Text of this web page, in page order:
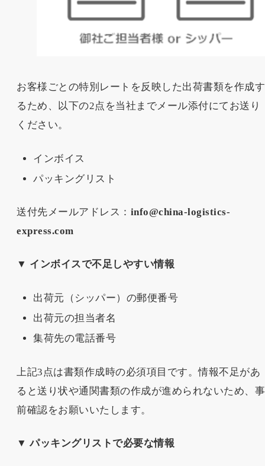
お客様ごとの特別レートを反映した出荷書類を作成す
るため、以下の2点を当社までメール添付にてお送り
ください。
インボイス
パッキングリスト
送付先メールアドレス： info@china-logistics-
express.com
▼ インボイスで不足しやすい情報
出荷元（シッパー）の郵便番号
出荷元の担当者名
集荷先の電話番号
上記3点は書類作成時の必須項目です。情報不足があ
ると送り状や通関書類の作成が進められないため、事
前確認をお願いいたします。
▼ パッキングリストで必要な情報